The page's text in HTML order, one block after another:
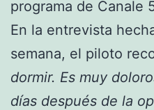
programa de Canale
En la entrevista
semana, el piloto
dormir. Es muy
días después de la